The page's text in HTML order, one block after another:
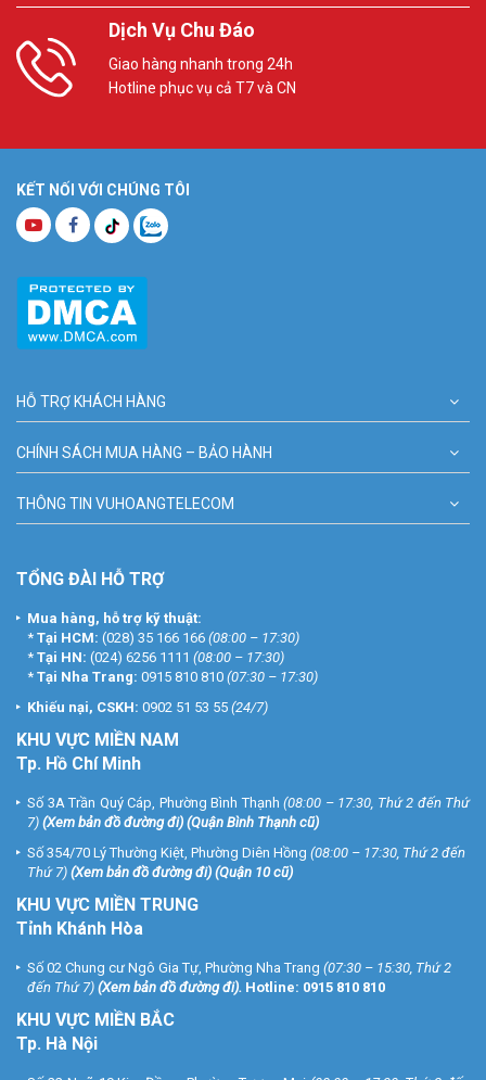
Dịch Vụ Chu Đáo
Giao hàng nhanh trong 24h
Hotline phục vụ cả T7 và CN
KẾT NỐI VỚI CHÚNG TÔI
HỖ TRỢ KHÁCH HÀNG
CHÍNH SÁCH MUA HÀNG – BẢO HÀNH
THÔNG TIN VUHOANGTELECOM
TỔNG ĐÀI HỖ TRỢ
Mua hàng, hỗ trợ kỹ thuật:
* Tại HCM: (028) 35 166 166 (08:00 – 17:30)
* Tại HN: (024) 6256 1111 (08:00 – 17:30)
* Tại Nha Trang: 0915 810 810 (07:30 – 17:30)
Khiếu nại, CSKH: 0902 51 53 55 (24/7)
KHU VỰC MIỀN NAM
Tp. Hồ Chí Minh
Số 3A Trần Quý Cáp, Phường Bình Thạnh (08:00 – 17:30, Thứ 2 đến Thứ
7) (Xem bản đồ đường đi) (Quận Bình Thạnh cũ)
Số 354/70 Lý Thường Kiệt, Phường Diên Hồng (08:00 – 17:30, Thứ 2 đến
Thứ 7) (Xem bản đồ đường đi) (Quận 10 cũ)
KHU VỰC MIỀN TRUNG
Tỉnh Khánh Hòa
Số 02 Chung cư Ngô Gia Tự, Phường Nha Trang (07:30 – 15:30, Thứ 2
đến Thứ 7) (Xem bản đồ đường đi). Hotline: 0915 810 810
KHU VỰC MIỀN BẮC
Tp. Hà Nội